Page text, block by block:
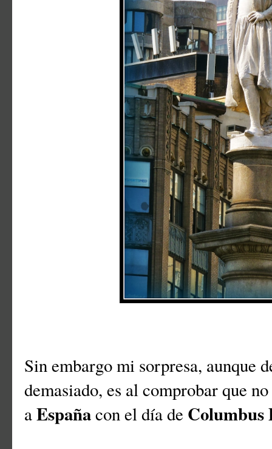
Sin embargo mi sorpresa, aunque
demasiado, es al comprobar que
aEspañacon el día de Columbus